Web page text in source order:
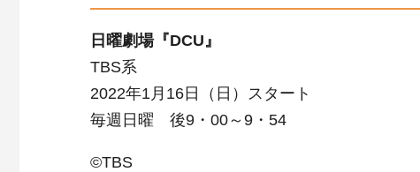
日曜劇場『DCU』
TBS系
2022年1月16日（日）スタート
毎週日曜 後9・00～9・54
©TBS